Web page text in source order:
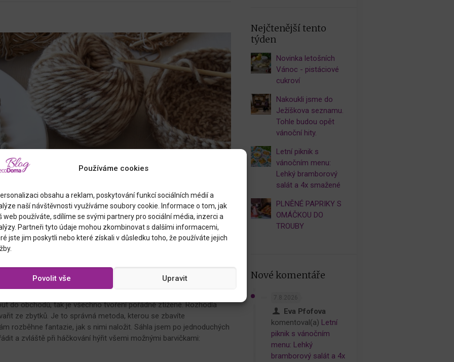
Používáme cookies
obsahu a reklam, poskytování funkcí sociálních médií a
naší návštěvnosti využíváme soubory cookie. Informace o tom, jak
web používáte, sdílíme se svými partnery pro sociální média, inzerci a
Partneři tyto údaje mohou zkombinovat s dalšími informacemi,
jste jim poskytli nebo které získali v důsledku toho, že používáte jejich
Povolit vše Upravit
SI PŘIPRAVTE
do obchodů, tak je všechno tvoření pořádně ztížené. Rozhodla
ze zbytků. Je to správná metoda, kterou se zbavíte
rozběhne fantazie, jak s nimi naložit. Sáhla jsem po jednoduchých
a zvláště při háčkování hýřit všemi možnými barvičkami:
Nejčtenější tento
týden
Novinka letošních
Vánoc - pistáciové
cukroví
Nakoukli jsme do
Ježíškova seznamu.
Tohle budou opět
vánoční hity.
Letní piknik s
vánočním menu:
Lehký bramborový
salát a 4x smažené
PLNĚNÉ PAPRIKY S
OMÁČKOU DO
TROUBY
Nové komentáře
Eva Pfofova
komentoval(a) Letní
piknik s vánočním
menu: Lehký
bramborový salát a 4x